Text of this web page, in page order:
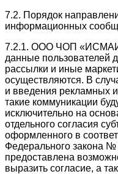
7.2. Порядок
информационных
7.2.1. ООО ЧОП
данные пользователей
рассылки и иные
осуществляются. В
и введения рекламных
такие коммуникации
исключительно на
отдельного согласия
оформленного в
Федерального закона №
предоставлена
выразить согласие, а